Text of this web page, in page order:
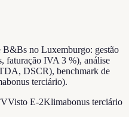
B&Bs no Luxemburgo: gestão
faturação IVA 3 %), análise
DSCR), benchmark de
terciário).
Visto E-2Klimabonus terciário